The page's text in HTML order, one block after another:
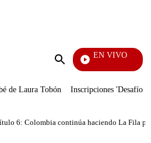
Enviar
EN VIVO
Televentas
de Laura Tobón Inscripciones 'Desafío'
6: Colombia continúa haciendo La Fila